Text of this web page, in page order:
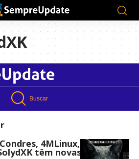
Buscar
4MLinux, Linux
têm novas versões